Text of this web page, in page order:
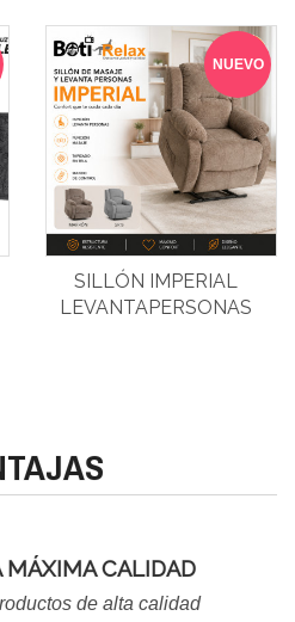
NUEVO
SILLÓN IMPERIAL
LEVANTAPERSONAS
MÁXIMA CALIDAD
de alta calidad